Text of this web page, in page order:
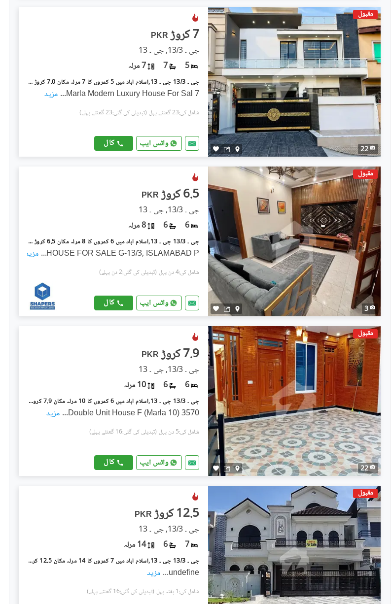
مقبول
22
PKR 7 کروڑ
جی ۔ 13/3, جی ۔ 13
5
7 7 مرلہ
جی ۔ 13/3 جی ۔ 13,اسلام آباد میں 5 کمروں کا 7 مرلہ مکان 7.0 کروڑ میں برائے فروخت۔
7 Marla Modern Luxury House For Sal
... مزید
شامل کی:23 گھنٹے پہل (تبدیلی کی گئی:23 گھنٹے پہلے)
واٹس ایپ کال
مقبول
3
PKR 6.5 کروڑ
جی ۔ 13/3, جی ۔ 13
6
6 8 مرلہ
جی ۔ 13/3 جی ۔ 13,اسلام آباد میں 6 کمروں کا 8 مرلہ مکان 6.5 کروڑ میں برائے فروخت۔
HOUSE FOR SALE G-13/3, ISLAMABAD P
... مزید
شامل کی:4 دن پہل (تبدیلی کی گئی:2 دن پہلے)
واٹس ایپ کال
مقبول
22
PKR 7.9 کروڑ
جی ۔ 13/3, جی ۔ 13
6
6 10 مرلہ
جی ۔ 13/3 جی ۔ 13,اسلام آباد میں 6 کمروں کا 10 مرلہ مکان 7.9 کروڑ میں برائے فروخت۔
3570 (10 Marla) Double Unit House F
... مزید
شامل کی:5 دن پہل (تبدیلی کی گئی:16 گھنٹے پہلے)
واٹس ایپ کال
مقبول
PKR 12.5 کروڑ
جی ۔ 13/3, جی ۔ 13
7
6 14 مرلہ
جی ۔ 13/3 جی ۔ 13,اسلام آباد میں 7 کمروں کا 14 مرلہ مکان 12.5 کروڑ میں برائے فروخت۔
undefine
... مزید
شامل کی:1 ہفتہ پہل (تبدیلی کی گئی:16 گھنٹے پہلے)